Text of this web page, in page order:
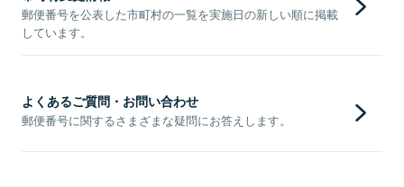
郵便番号を公表した市町村の一覧を実施日の新しい順に掲載
しています。
よくあるご質問・お問い合わせ
郵便番号に関するさまざまな疑問にお答えします。